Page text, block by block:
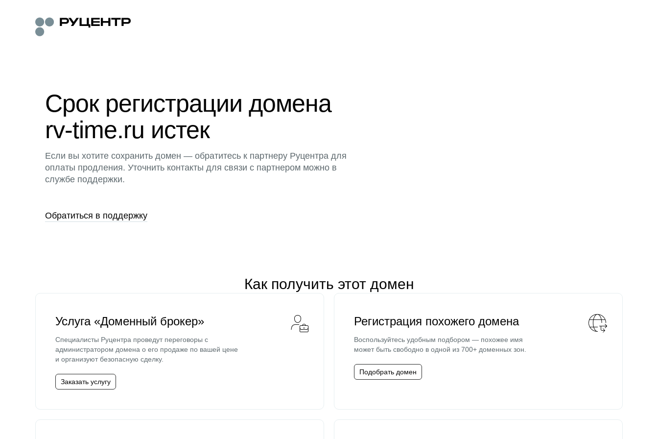
Срок регистрации домена
rv-time.ru истек
Если вы хотите сохранить домен — обратитесь к партнеру Руцентра для
оплаты продления. Уточнить контакты для связи с партнером можно в
службе поддержки.
Обратиться в поддержку
Как получить этот домен
Услуга «Доменный брокер»
Специалисты Руцентра проведут переговоры с
администратором домена о его продаже по вашей цене
и организуют безопасную сделку.
Заказать услугу
Регистрация похожего домена
Воспользуйтесь удобным подбором — похожее имя
может быть свободно в одной из 700+ доменных зон.
Подобрать домен